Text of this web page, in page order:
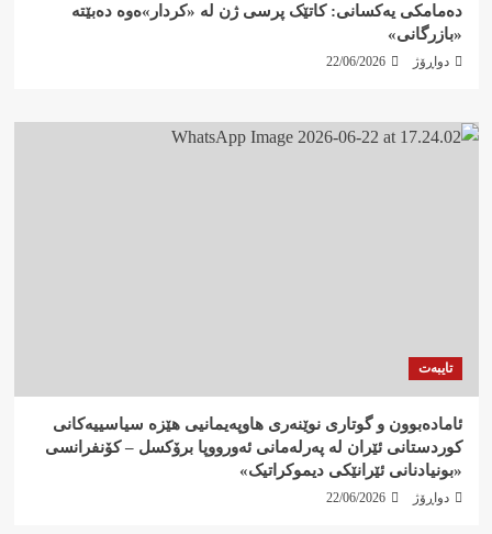
دەمامکی یەکسانی: کاتێک پرسی ژن لە «کردار»ەوە دەبێتە
«بازرگانی»
دواڕۆژ 22/06/2026
تایبەت
ئامادەبوون و گوتاری نوێنەری هاوپەیمانیی هێزە سیاسییەکانی
کوردستانی ئێران لە پەرلەمانی ئەورووپا برۆکسل – کۆنفرانسی
«بونیادنانی ئێرانێکی دیموکراتیک»
دواڕۆژ 22/06/2026